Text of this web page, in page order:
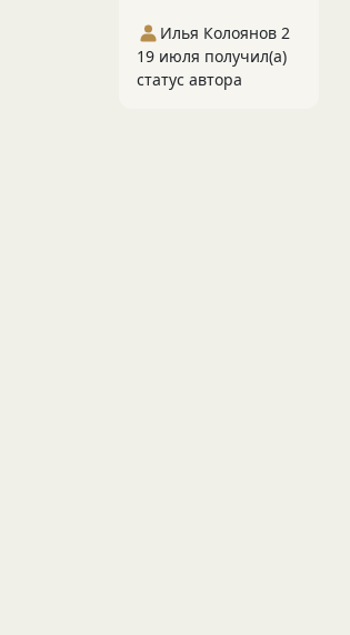
Илья Колоянов 2
19 июля получил(а)
статус автора